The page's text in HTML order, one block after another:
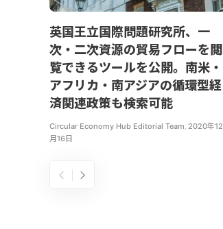
英国王立国際問題研究所、一
次・二次資源の貿易フローを閲
覧できるツールを公開。南米・
アフリカ・南アジアの循環型経
済関連政策も検索可能
Circular Economy Hub Editorial Team, 2020年12
月16日